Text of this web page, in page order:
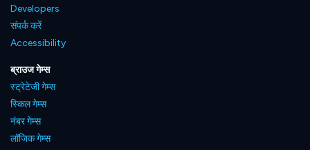
Developers
संपर्क करें
Accessibility
ब्राउज गेम्स
स्ट्रेटेजी गेम्स
स्किल गेम्स
नंबर गेम्स
लॉजिक गेम्स